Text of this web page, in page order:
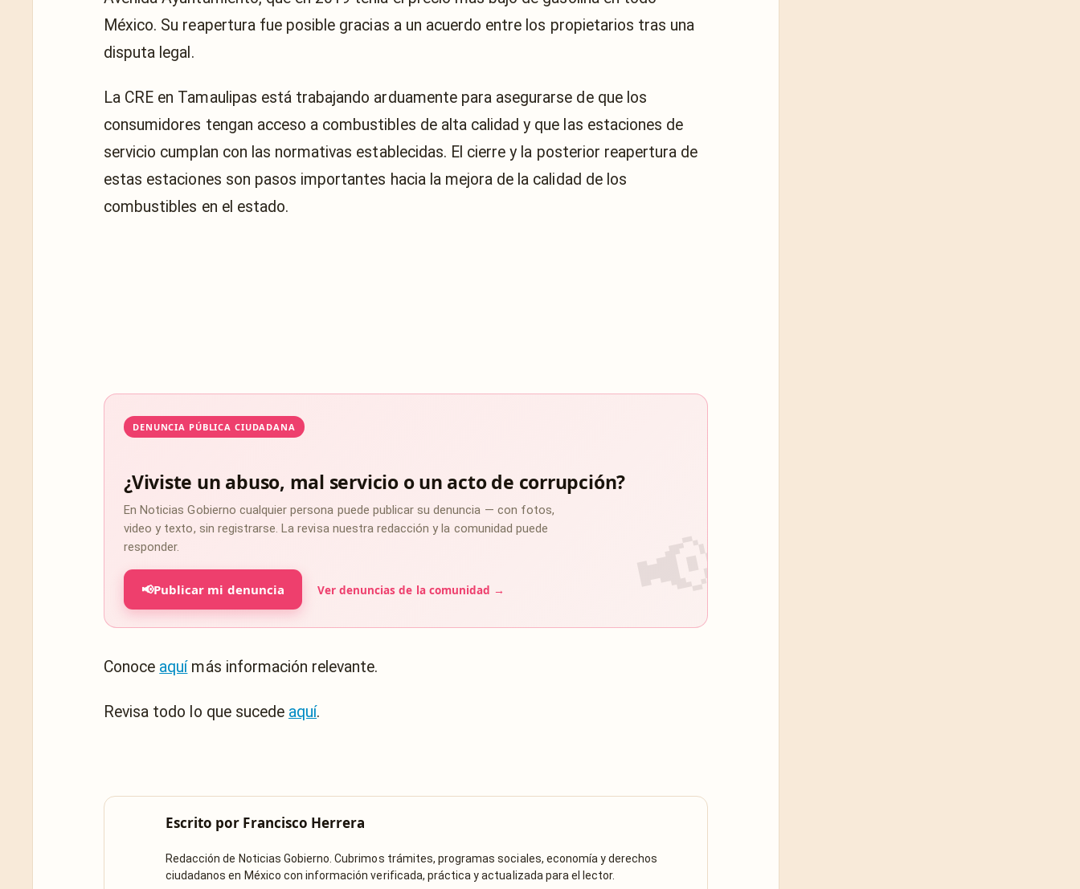
México. Su reapertura fue posible gracias a un acuerdo entre los propietarios tras una
disputa legal.
La CRE en Tamaulipas está trabajando arduamente para asegurarse de que los
consumidores tengan acceso a combustibles de alta calidad y que las estaciones de
servicio cumplan con las normativas establecidas. El cierre y la posterior reapertura de
estas estaciones son pasos importantes hacia la mejora de la calidad de los
combustibles en el estado.
DENUNCIA PÚBLICA CIUDADANA
¿Viviste un abuso, mal servicio o un acto de corrupción?
En Noticias Gobierno cualquier persona puede publicar su denuncia — con fotos,
video y texto, sin registrarse. La revisa nuestra redacción y la comunidad puede
responder.
📢Publicar mi denuncia Ver denuncias de la comunidad →
Conoce aquímás información relevante.
Revisa todo lo que sucede aquí.
Escrito por Francisco Herrera
Redacción de Noticias Gobierno. Cubrimos trámites, programas sociales, economía y derechos
ciudadanos en México con información verificada, práctica y actualizada para el lector.